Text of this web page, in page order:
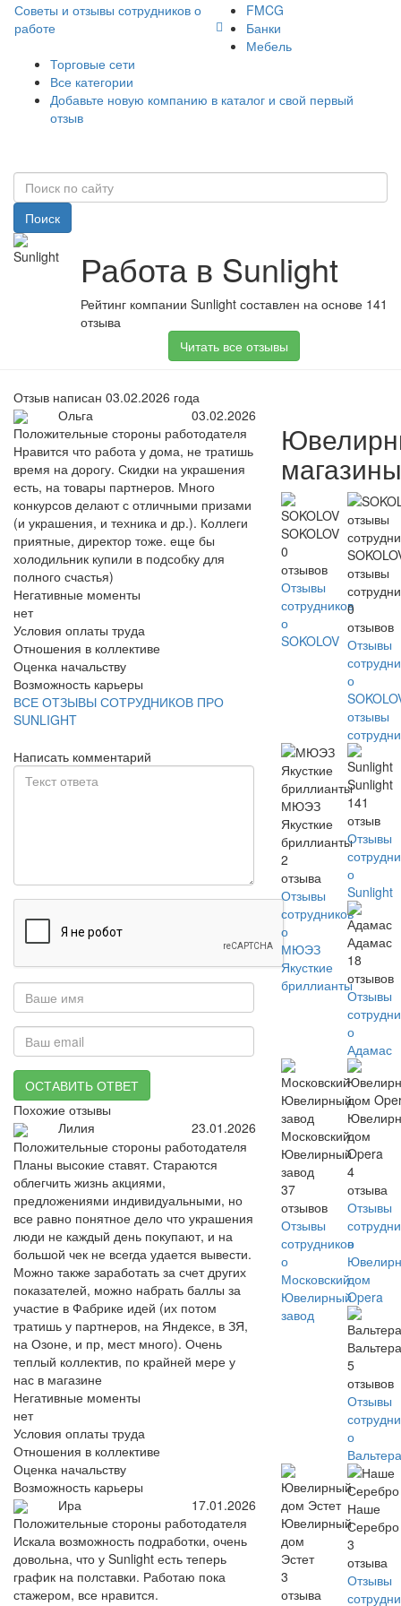
Советы и отзывы сотрудников о
работе
FMCG
Банки
Мебель
Торговые сети
Все категории
Добавьте новую компанию в каталог и свой первый
отзыв
Поиск
Работа в Sunlight
Рейтинг компании Sunlight составлен на основе 141
отзыва
Читать все отзывы
Отзыв написан 03.02.2026 года
Ольга
03.02.2026
Положительные стороны работодателя
Нравится что работа у дома, не тратишь
время на дорогу. Скидки на украшения
есть, на товары партнеров. Много
конкурсов делают с отличными призами
(и украшения, и техника и др.). Коллеги
приятные, директор тоже. еще бы
холодильник купили в подсобку для
полного счастья)
Негативные моменты
нет
Условия оплаты труда
Отношения в коллективе
Оценка начальству
Возможность карьеры
ВСЕ ОТЗЫВЫ СОТРУДНИКОВ ПРО
SUNLIGHT
Написать комментарий
ОСТАВИТЬ ОТВЕТ
Похожие отзывы
Лилия
23.01.2026
Положительные стороны работодателя
Планы высокие ставят. Стараются
облегчить жизнь акциями,
предложениями индивидуальными, но
все равно понятное дело что украшения
люди не каждый день покупают, и на
большой чек не всегда удается вывести.
Можно также заработать за счет других
показателей, можно набрать баллы за
участие в Фабрике идей (их потом
тратишь у партнеров, на Яндексе, в ЗЯ,
на Озоне, и пр, мест много). Очень
теплый коллектив, по крайней мере у
нас в магазине
Негативные моменты
нет
Условия оплаты труда
Отношения в коллективе
Оценка начальству
Возможность карьеры
Ира
17.01.2026
Положительные стороны работодателя
Искала возможность подработки, очень
довольна, что у Sunlight есть теперь
график на полставки. Работаю пока
стажером, все нравится.
магазины
SOKOLOV
0
отзывов
Отзывы
сотрудников
о
SOKOLOV
отзывы
0
отзывов
Отзывы
о
отзывы
МЮЭЗ
Якусткие
бриллианты
2
отзыва
Отзывы
сотрудников
о
МЮЭЗ
Якусткие
бриллианты
Sunlight
141
отзыв
Отзывы
о
Sunlight
Адамас
18
отзывов
Отзывы
о
Адамас
Московский
Ювелирный
завод
37
отзывов
Отзывы
сотрудников
о
Московский
Ювелирный
завод
дом
Opera
4
отзыва
Отзывы
о
дом
Opera
5
отзывов
Отзывы
о
Ювелирный
дом
Эстет
3
отзыва
Наше
Серебро
3
отзыва
Отзывы